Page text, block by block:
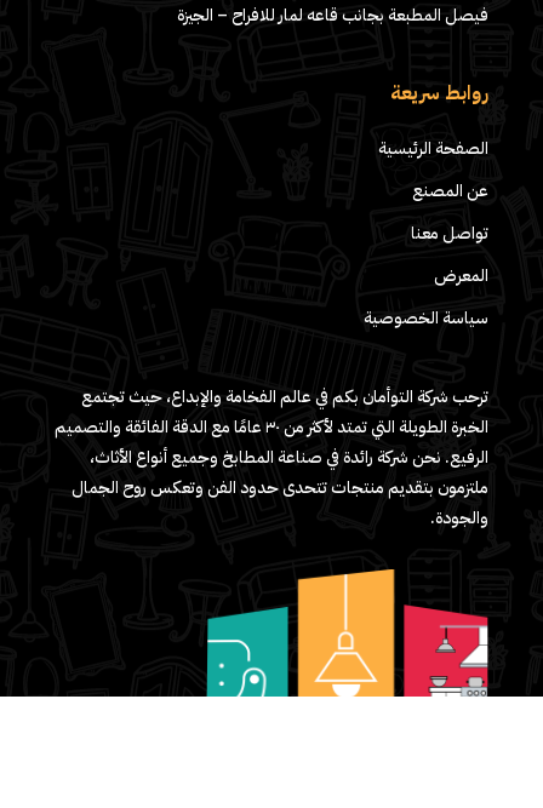
فيصل المطبعة بجانب قاعه لمار للافراح – الجيزة
روابط سريعة
الصفحة الرئيسية
عن المصنع
تواصل معنا
المعرض
سياسة الخصوصية
ترحب شركة التوأمان بكم في عالم الفخامة والإبداع، حيث تجتمع
الخبرة الطويلة التي تمتد لأكثر من ٣٠ عامًا مع الدقة الفائقة والتصميم
الرفيع. نحن شركة رائدة في صناعة المطابخ وجميع أنواع الأثاث،
ملتزمون بتقديم منتجات تتحدى حدود الفن وتعكس روح الجمال
والجودة.